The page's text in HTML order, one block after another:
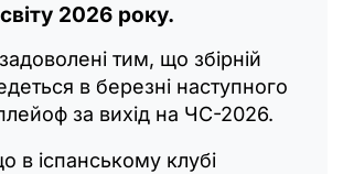
2026 року.
тим, що збірній
в березні наступного
за вихід на ЧС-2026.
в іспанському клубі